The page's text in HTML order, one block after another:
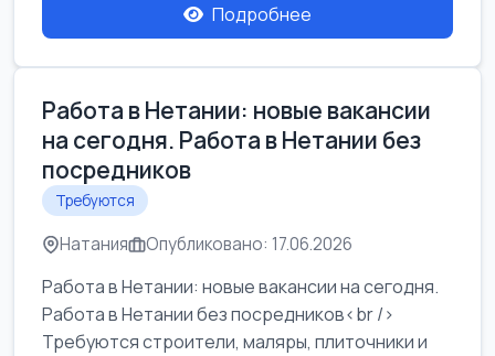
Подробнее
Работа в Нетании: новые вакансии
на сегодня. Работа в Нетании без
посредников
Требуются
Натания Опубликовано: 17.06.2026
Работа в Нетании: новые вакансии на сегодня.
Работа в Нетании без посредников<br />
Требуются строители, маляры, плиточники и